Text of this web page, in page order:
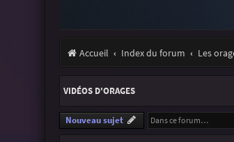
Accueil Index du forum Les
VIDÉOS D'ORAGES
Nouveau sujet